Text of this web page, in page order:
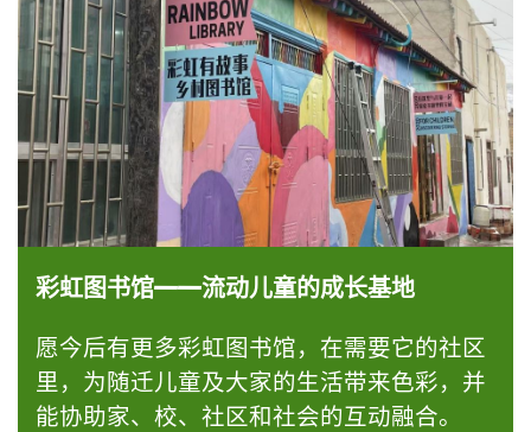
彩虹图书馆——流动儿童的成长基地
愿今后有更多彩虹图书馆，在需要它的社区
里，为随迁儿童及大家的生活带来色彩，并
能协助家、校、社区和社会的互动融合。